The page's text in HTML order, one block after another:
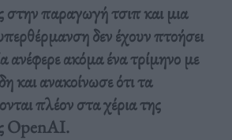
στην παραγωγή τσιπ και μια
δεν έχουν πτοήσει
ακόμα ένα τρίμηνο με
και ανακοίνωσε ότι τα
πλέον στα χέρια της
OpenAI.